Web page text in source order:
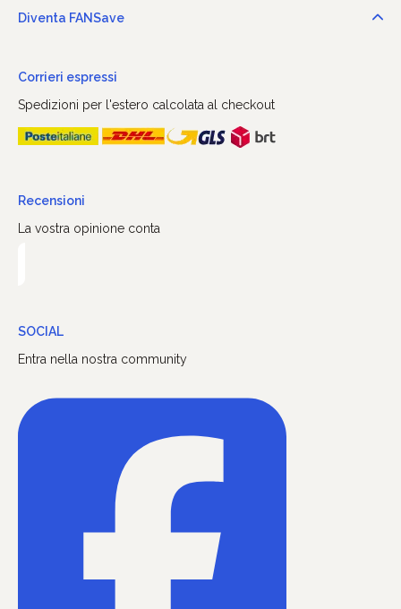
Diventa FANSave
Corrieri espressi
Spedizioni per l'estero calcolata al checkout
Recensioni
La vostra opinione conta
SOCIAL
Entra nella nostra community